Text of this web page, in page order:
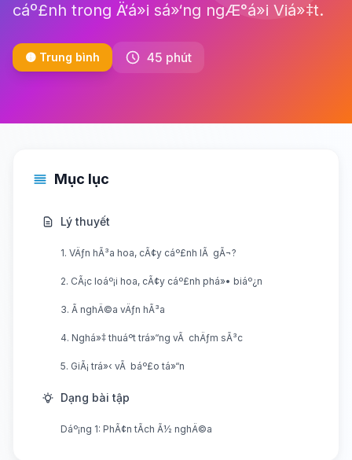
cáº£nh trong Ä‘á»i sá»‘ng ngÆ°á»i Viá»‡t.
🟡 Trung bình 45 phút
Mục lục
Lý thuyết
1. VÄƒn hÃ³a hoa, cÃ¢y cáº£nh lÃ gÃ¬?
2. CÃ¡c loáº¡i hoa, cÃ¢y cáº£nh phá»• biáº¿n
3. Ã nghÄ©a vÄƒn hÃ³a
4. Nghá»‡ thuáº­t trá»“ng vÃ chÄƒm sÃ³c
5. GiÃ¡ trá»‹ vÃ báº£o tá»“n
Dạng bài tập
Dáº¡ng 1: PhÃ¢n tÃ­ch Ã½ nghÄ©a